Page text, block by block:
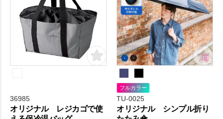
36985
オリジナル レジカゴで使
フルカラー
TU-0025
オリジナル シンプル折り